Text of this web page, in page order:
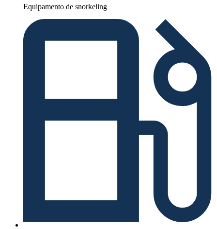
Equipamento de snorkeling